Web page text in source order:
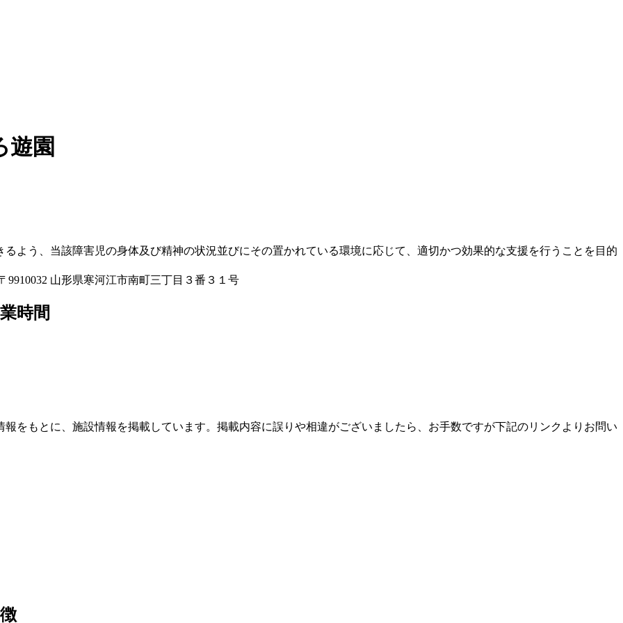
遊園
よう、当該障害児の身体及び精神の状況並びにその置かれている環境に応じて、適切かつ効果的な支援を行うことを目的
山形県寒河江市南町三丁目３番３１号
時間
をもとに、施設情報を掲載しています。掲載内容に誤りや相違がございましたら、お手数ですが下記のリンクよりお問い